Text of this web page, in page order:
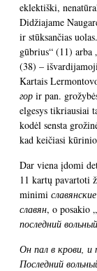
eklektiški,
Didžiajame
ir stūksančias
gūbrius“ (11)
(38) –
Kartais
гор ir pan.
elgesys tikriausiai
kodėl sensta
kad keičiasi
Dar viena įdomi
11 kartų pavartoti
minimi
славян, o posakio
последний
Он пал в крови, и
Последний